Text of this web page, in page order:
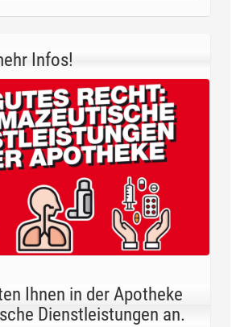
Infos!
Ihnen in der Apotheke
Dienstleistungen an.